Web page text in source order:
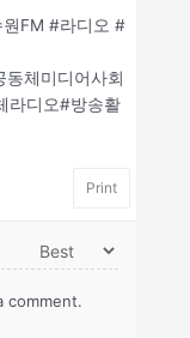
FM #라디오 #
체미디어사회
라디오#방송활
Print
comment.